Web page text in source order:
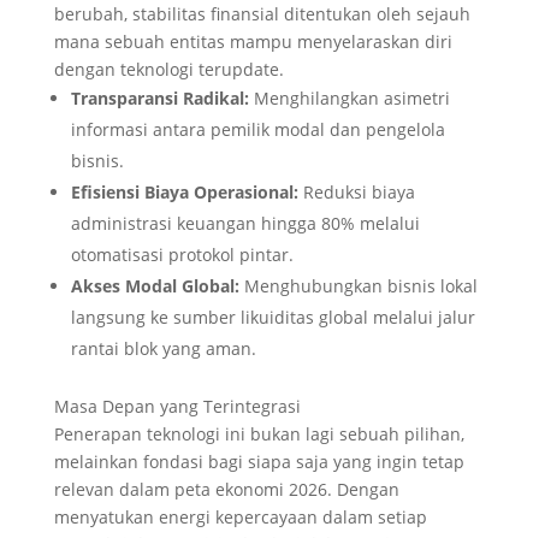
berubah, stabilitas finansial ditentukan oleh sejauh
mana sebuah entitas mampu menyelaraskan diri
dengan teknologi terupdate.
Transparansi Radikal: Menghilangkan asimetri
informasi antara pemilik modal dan pengelola
bisnis.
Efisiensi Biaya Operasional: Reduksi biaya
administrasi keuangan hingga 80% melalui
otomatisasi protokol pintar.
Akses Modal Global: Menghubungkan bisnis lokal
langsung ke sumber likuiditas global melalui jalur
rantai blok yang aman.
Masa Depan yang Terintegrasi
Penerapan teknologi ini bukan lagi sebuah pilihan,
melainkan fondasi bagi siapa saja yang ingin tetap
relevan dalam peta ekonomi 2026. Dengan
menyatukan energi kepercayaan dalam setiap